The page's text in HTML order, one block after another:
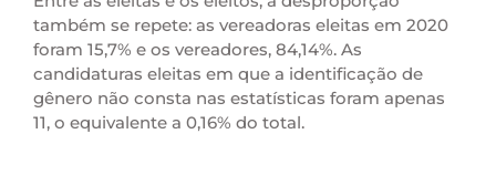
também se repete: as vereadoras eleitas em 2020
foram 15,7% e os vereadores, 84,14%. As
candidaturas eleitas em que a identificação de
gênero não consta nas estatísticas foram apenas
11, o equivalente a 0,16% do total.